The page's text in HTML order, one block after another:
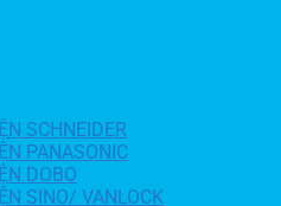
SCHNEIDER
PANASONIC
DOBO
SINO/ VANLOCK